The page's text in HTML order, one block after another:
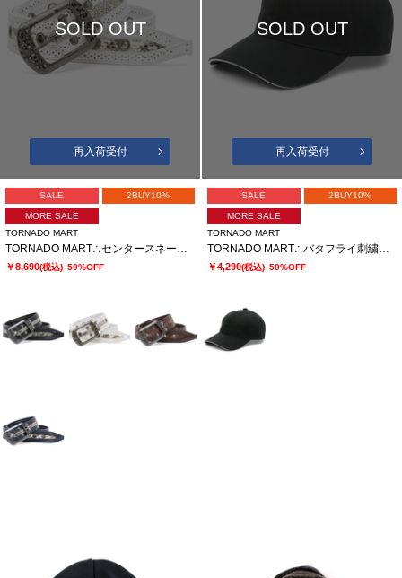
SOLD OUT
再入荷受付
SALE 2BUY10%
MORE SALE
TORNADO MART
TORNADO MART∴センタースネークベルト
￥8,690(税込) 50%OFF
SOLD OUT
再入荷受付
SALE 2BUY10%
MORE SALE
TORNADO MART
TORNADO MART∴バタフライ刺繍キャップ
￥4,290(税込) 50%OFF